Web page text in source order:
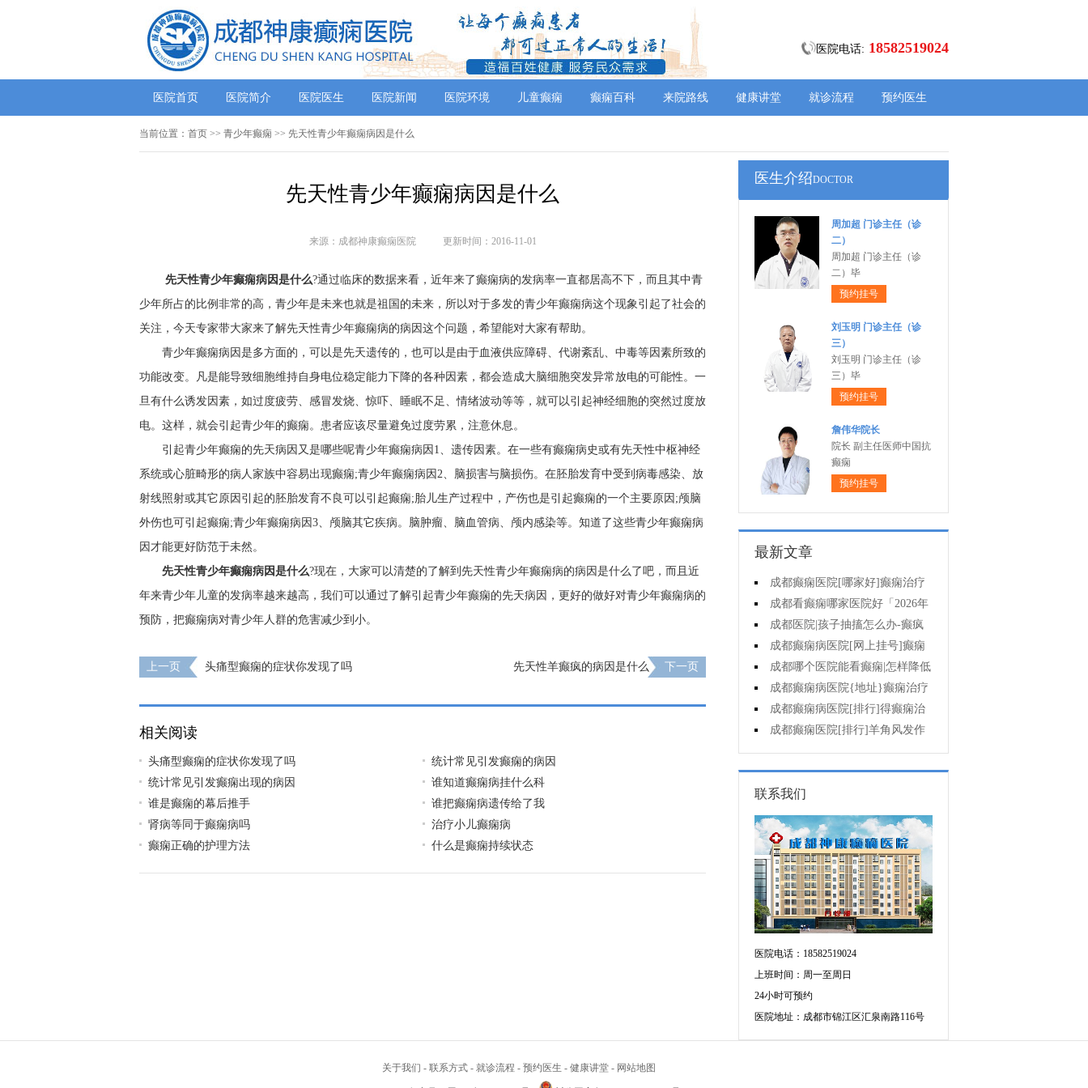
医院电话: 18582519024
医院首页 医院简介 医院医生 医院新闻 医院环境 儿童癫痫 癫痫百科 来院路线 健康讲堂 就诊流程 预约医生
当前位置： 首页 >> 青少年癫痫 >> 先天性青少年癫痫病因是什么
先天性青少年癫痫病因是什么
来源：成都神康癫痫医院 更新时间：2016-11-01
先天性青少年癫痫病因是什么?通过临床的数据来看，近年来了癫痫病的发病率一直都居高不下，而且其中青
少年所占的比例非常的高，青少年是未来也就是祖国的未来，所以对于多发的青少年癫痫病这个现象引起了社会的
关注，今天专家带大家来了解先天性青少年癫痫病的病因这个问题，希望能对大家有帮助。
青少年癫痫病因是多方面的，可以是先天遗传的，也可以是由于血液供应障碍、代谢紊乱、中毒等因素所致的
功能改变。凡是能导致细胞维持自身电位稳定能力下降的各种因素，都会造成大脑细胞突发异常放电的可能性。一
旦有什么诱发因素，如过度疲劳、感冒发烧、惊吓、睡眠不足、情绪波动等等，就可以引起神经细胞的突然过度放
电。这样，就会引起青少年的癫痫。患者应该尽量避免过度劳累，注意休息。
引起青少年癫痫的先天病因又是哪些呢青少年癫痫病因1、遗传因素。在一些有癫痫病史或有先天性中枢神经
系统或心脏畸形的病人家族中容易出现癫痫;青少年癫痫病因2、脑损害与脑损伤。在胚胎发育中受到病毒感染、放
射线照射或其它原因引起的胚胎发育不良可以引起癫痫;胎儿生产过程中，产伤也是引起癫痫的一个主要原因;颅脑
外伤也可引起癫痫;青少年癫痫病因3、颅脑其它疾病。脑肿瘤、脑血管病、颅内感染等。知道了这些青少年癫痫病
因才能更好防范于未然。
先天性青少年癫痫病因是什么?现在，大家可以清楚的了解到先天性青少年癫痫病的病因是什么了吧，而且近
年来青少年儿童的发病率越来越高，我们可以通过了解引起青少年癫痫的先天病因，更好的做好对青少年癫痫病的
预防，把癫痫病对青少年人群的危害减少到小。
上一页 头痛型癫痫的症状你发现了吗 先天性羊癫疯的病因是什么 下一页
相关阅读
头痛型癫痫的症状你发现了吗
统计常见引发癫痫的病因
统计常见引发癫痫出现的病因
谁知道癫痫病挂什么科
谁是癫痫的幕后推手
谁把癫痫病遗传给了我
肾病等同于癫痫病吗
治疗小儿癫痫病
癫痫正确的护理方法
什么是癫痫持续状态
医生介绍DOCTOR
周加超 门诊主任（诊
二）
周加超 门诊主任（诊
二）毕
预约挂号
刘玉明 门诊主任（诊
三）
刘玉明 门诊主任（诊
三）毕
预约挂号
詹伟华院长
院长 副主任医师中国抗
癫痫
预约挂号
最新文章
成都癫痫医院[哪家好]癫痫治疗
起来很困难吗?
成都看癫痫哪家医院好「2026年
度公布」为什么有癫痫的病人容易
猝死?
成都医院|孩子抽搐怎么办-癫疯
病病人反复发作的原因是什么?
成都癫痫病医院[网上挂号]癫痫
的治疗要注意什么?
成都哪个医院能看癫痫|怎样降低
癫痫遗传风险?
成都癫痫病医院{地址}癫痫治疗
中为什么还是犯病?
成都癫痫病医院[排行]得癫痫治
不好是为什么?
成都癫痫医院[排行]羊角风发作
有哪些危害?
联系我们
医院电话：18582519024
上班时间：周一至周日
24小时可预约
医院地址：成都市锦江区汇泉南路116号
关于我们 - 联系方式 - 就诊流程 - 预约医生 - 健康讲堂 - 网站地图